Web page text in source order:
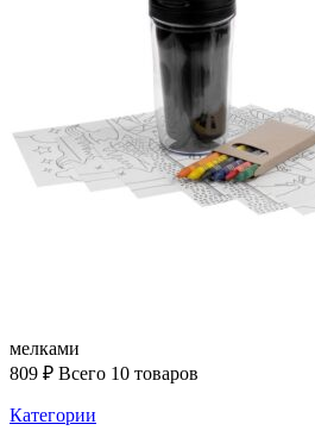
мелками
809 ₽ Всего 10 товаров
Категории